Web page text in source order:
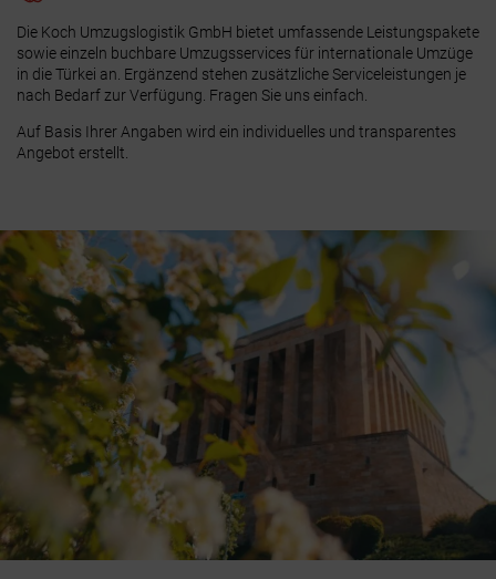
Die Koch Umzugslogistik GmbH bietet umfassende Leistungspakete
sowie einzeln buchbare Umzugsservices für internationale Umzüge
in die Türkei an. Ergänzend stehen zusätzliche Serviceleistungen je
nach Bedarf zur Verfügung. Fragen Sie uns einfach.
Auf Basis Ihrer Angaben wird ein individuelles und transparentes
Angebot erstellt.